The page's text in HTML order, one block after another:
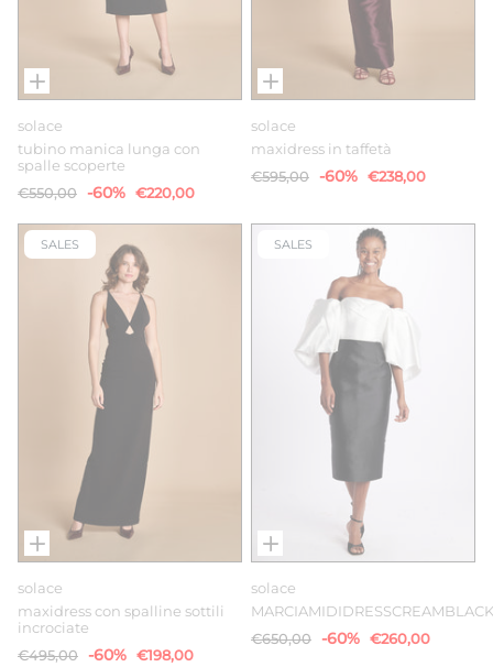
solace
tubino manica lunga con
spalle scoperte
€550,00 -60% €220,00
solace
maxidress in taffetà
€595,00 -60% €238,00
SALES
solace
maxidress con spalline sottili
incrociate
€495,00 -60% €198,00
SALES
solace
MARCIAMIDIDRESSCREAMBLACK
€650,00 -60% €260,00